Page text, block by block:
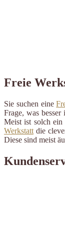
Freie
Sie suchen eine
Frage, was
Meist ist solch ein
Werkstatt die
Diese sind meist